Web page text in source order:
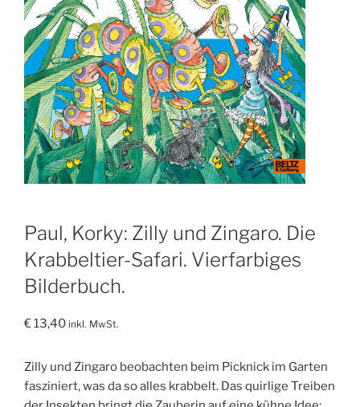
Paul, Korky: Zilly und Zingaro. Die
Krabbeltier-Safari. Vierfarbiges
Bilderbuch.
€13,40 inkl. MwSt.
Zilly und Zingaro beobachten beim Picknick im Garten
fasziniert, was da so alles krabbelt. Das quirlige Treiben